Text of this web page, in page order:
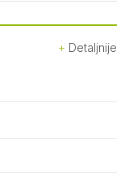
Detaljnije